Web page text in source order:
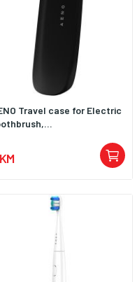
Travel case for Electric